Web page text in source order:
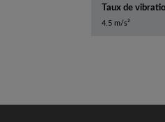
Taux de
4.5 m/s²